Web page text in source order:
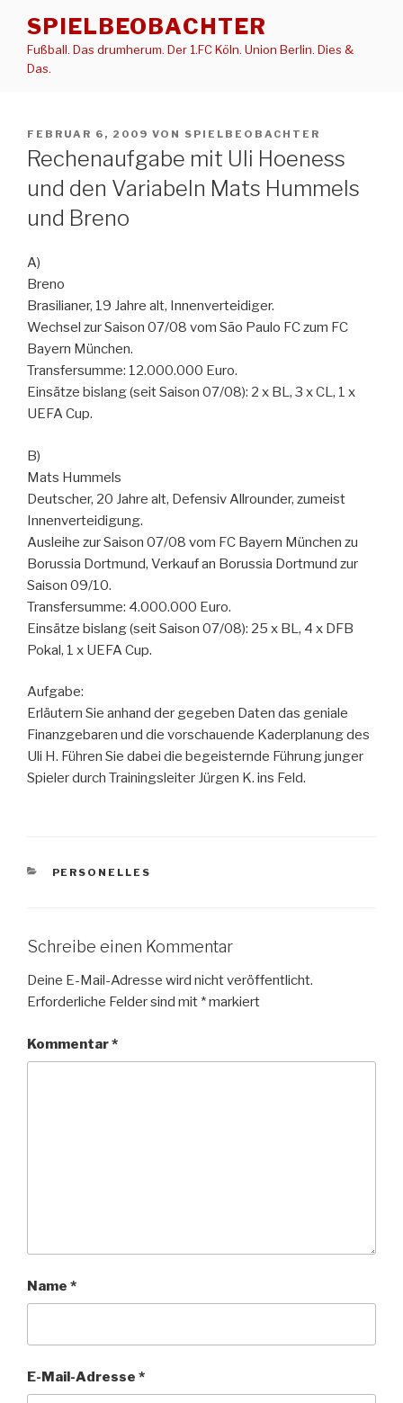
Inhalt
springen
SPIELBEOBACHTER
Fußball. Das drumherum. Der 1.FC Köln. Union Berlin. Dies &
Das.
VERÖFFENTLICHT
AM
FEBRUAR 6, 2009 VON SPIELBEOBACHTER
Rechenaufgabe mit Uli Hoeness
und den Variabeln Mats Hummels
und Breno
A)
Breno
Brasilianer, 19 Jahre alt, Innenverteidiger.
Wechsel zur Saison 07/08 vom São Paulo FC zum FC
Bayern München.
Transfersumme: 12.000.000 Euro.
Einsätze bislang (seit Saison 07/08): 2 x BL, 3 x CL, 1 x
UEFA Cup.
B)
Mats Hummels
Deutscher, 20 Jahre alt, Defensiv Allrounder, zumeist
Innenverteidigung.
Ausleihe zur Saison 07/08 vom FC Bayern München zu
Borussia Dortmund, Verkauf an Borussia Dortmund zur
Saison 09/10.
Transfersumme: 4.000.000 Euro.
Einsätze bislang (seit Saison 07/08): 25 x BL, 4 x DFB
Pokal, 1 x UEFA Cup.
Aufgabe:
Erläutern Sie anhand der gegeben Daten das geniale
Finanzgebaren und die vorschauende Kaderplanung des
Uli H. Führen Sie dabei die begeisternde Führung junger
Spieler durch Trainingsleiter Jürgen K. ins Feld.
KATEGORIEN
PERSONELLES
Schreibe einen Kommentar
Deine E-Mail-Adresse wird nicht veröffentlicht.
Erforderliche Felder sind mit *markiert
Kommentar*
Name *
E-Mail-Adresse *